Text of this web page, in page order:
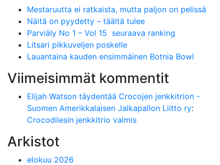
Mestaruutta ei ratkaista, mutta paljon on pelissä
Näitä on pyydetty – täältä tulee
Parviäly No 1 – Vol 15 seuraava ranking
Litsari pikkuveljen poskelle
Lauantaina kauden ensimmäinen Botnia Bowl
Viimeisimmät kommentit
Elijah Watson täydentää Crocojen jenkkitrion -
Suomen Amerikkalaisen Jalkapallon Liitto ry:
Crocodilesin jenkkitrio valmis
Arkistot
elokuu 2026